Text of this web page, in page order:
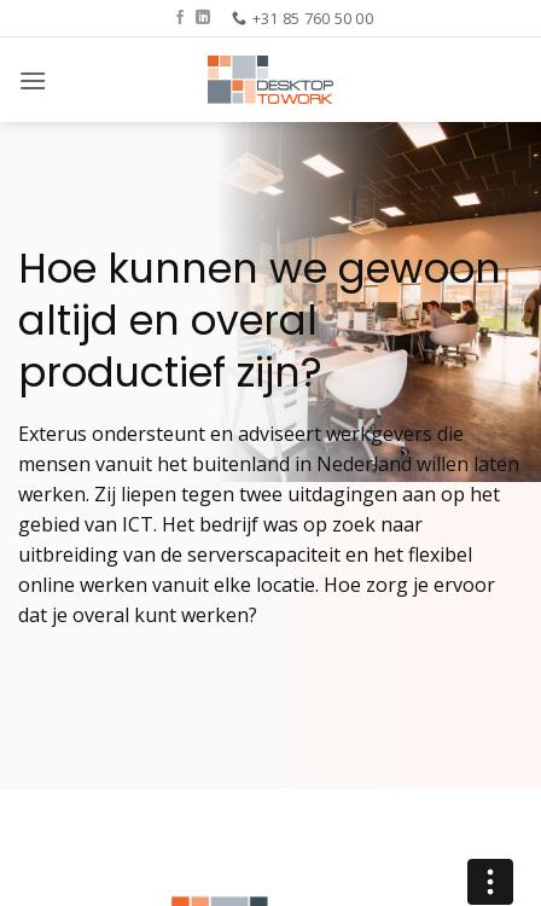
naar
inhoud
+31 85 760 50 00
Hoe kunnen we gewoon
altijd en overal
productief zijn?
Exterus ondersteunt en adviseert werkgevers die
mensen vanuit het buitenland in Nederland willen laten
werken. Zij liepen tegen twee uitdagingen aan op het
gebied van ICT. Het bedrijf was op zoek naar
uitbreiding van de serverscapaciteit en het flexibel
online werken vanuit elke locatie. Hoe zorg je ervoor
dat je overal kunt werken?